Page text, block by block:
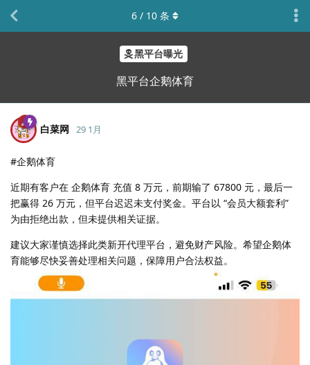
黑平台曝光
黑平台企鹅体育
6 / 10 条
白菜网 29 1月
#企鹅体育
近期有客户在 企鹅体育 充值 8 万元，前期输了 67800 元，最后一
把赢得 26 万元，但平台迟迟未支付奖金。平台以 “会员大额套利”
为由拒绝出款，但未提供相关证据。
建议大家谨慎选择此类新开代理平台，避免财产风险。希望企鹅体
育能够尽快妥善处理相关问题，保障用户合法权益。